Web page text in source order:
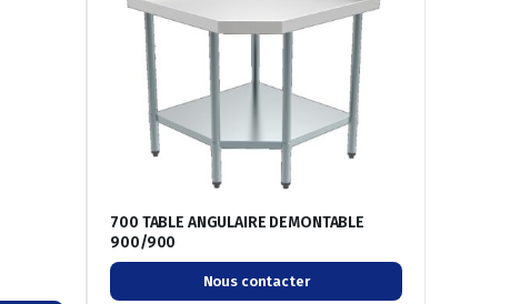
700 TABLE ANGULAIRE DEMONTABLE
900/900
Nous contacter